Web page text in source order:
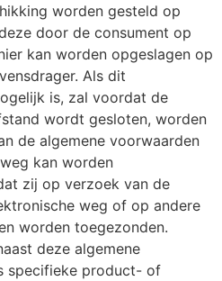
worden gesteld op
door de consument op
kan worden opgeslagen op
Als dit
is, zal voordat de
wordt gesloten, worden
de algemene voorwaarden
kan worden
zij op verzoek van de
weg of op andere
worden toegezonden.
deze algemene
specifieke product- of